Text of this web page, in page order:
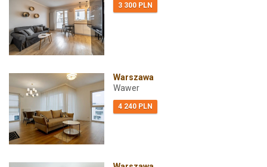
3 300 PLN
Warszawa
Wawer
4 240 PLN